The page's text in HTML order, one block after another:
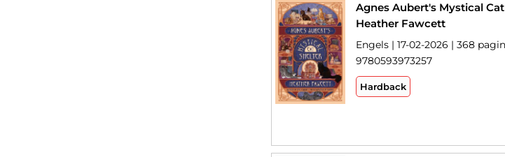
Agnes Aubert's Mystical
Heather Fawcett
Engels | 17-02-2026 | 368
9780593973257
Hardback